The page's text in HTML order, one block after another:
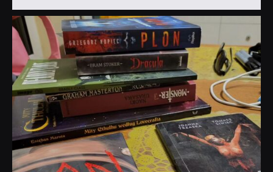
dobryhorror
Lip 31